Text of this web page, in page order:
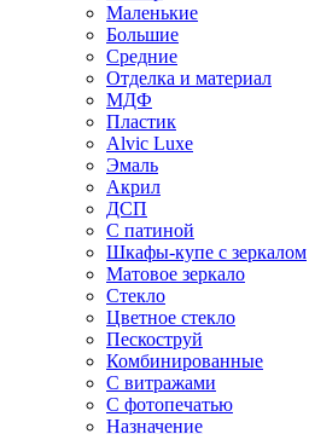
Маленькие
Большие
Средние
Отделка и материал
МДФ
Пластик
Alvic Luxe
Эмаль
Акрил
ДСП
С патиной
Шкафы-купе с зеркалом
Матовое зеркало
Стекло
Цветное стекло
Пескоструй
Комбинированные
С витражами
С фотопечатью
Назначение